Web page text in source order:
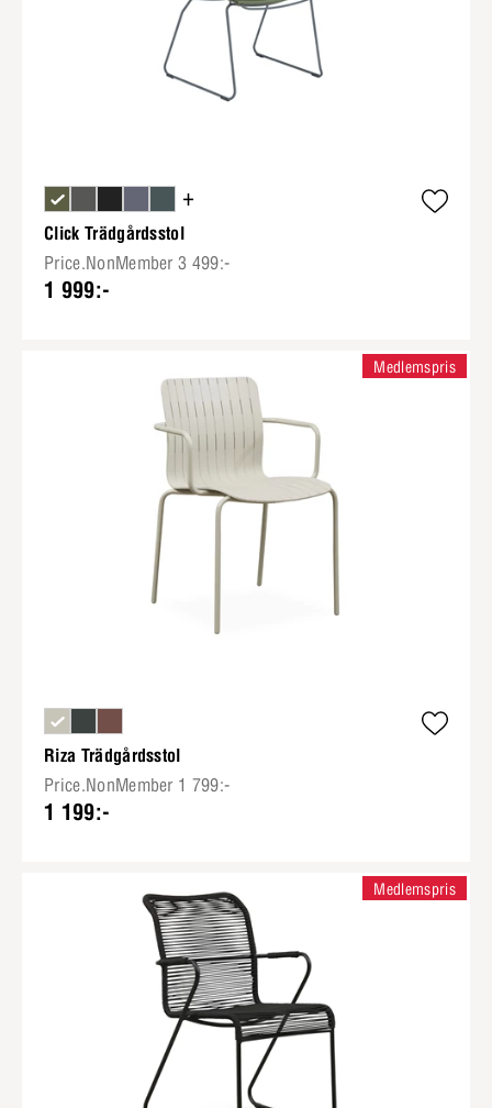
+
Click Trädgårdsstol
Price.NonMember 3 499:-
1 999:-
Riza Trädgårdsstol
Price.NonMember 1 799:-
1 199:-
Medlemspris
Medlemspris